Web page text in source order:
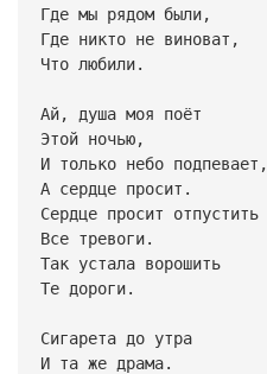
Где мы рядом были,
Где никто не виноват,
Что любили.
Ай, душа моя поёт
Этой ночью,
И только небо подпевает,
А сердце просит.
Сердце просит отпустить
Все тревоги.
Так устала ворошить
Те дороги.
Сигарета до утра
И та же драма.